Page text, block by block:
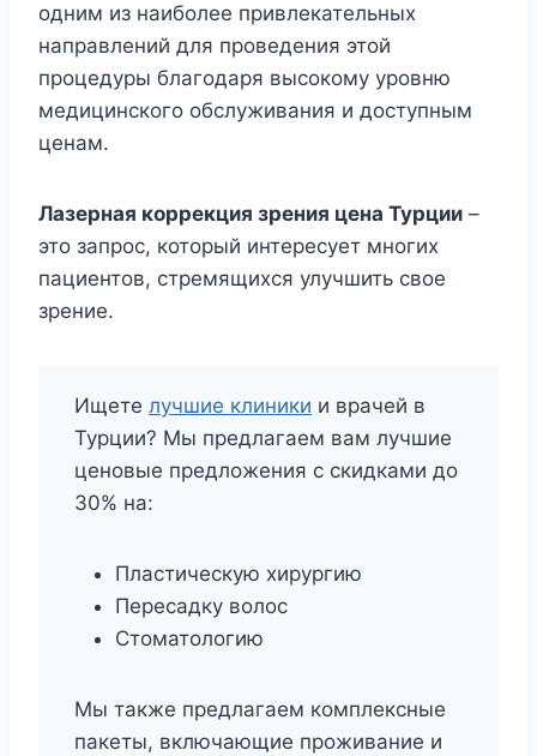
одним из наиболее привлекательных
направлений для проведения этой
процедуры благодаря высокому уровню
медицинского обслуживания и доступным
ценам.
Лазерная коррекция зрения цена Турции –
это запрос, который интересует многих
пациентов, стремящихся улучшить свое
зрение.
Ищете лучшие клиники и врачей в
Турции? Мы предлагаем вам лучшие
ценовые предложения с скидками до
30% на:
Пластическую хирургию
Пересадку волос
Стоматологию
Мы также предлагаем комплексные
пакеты, включающие проживание и